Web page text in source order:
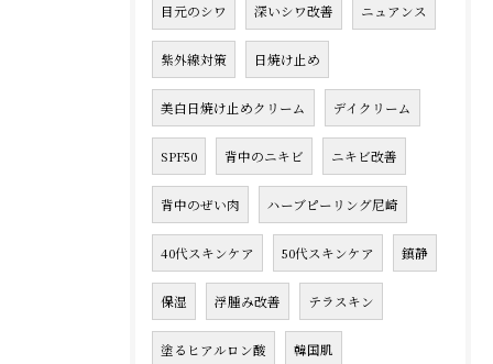
目元のシワ 深いシワ改善 ニュアンス
紫外線対策 日焼け止め
美白日焼け止めクリーム デイクリーム
SPF50 背中のニキビ ニキビ改善
背中のぜい肉 ハーブピーリング尼崎
40代スキンケア 50代スキンケア 鎮静
保湿 浮腫み改善 テラスキン
塗るヒアルロン酸 韓国肌